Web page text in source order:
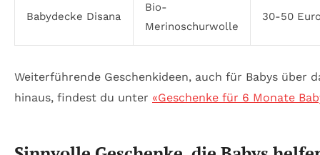
Babydecke Disana
Bio-
Merinoschurwolle
30-50
Weiterführende Geschenkideen, auch für Babys über
hinaus, findest du unter «Geschenke für 6 Monate